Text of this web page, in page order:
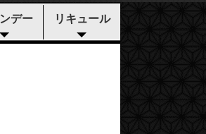
デー リキュール